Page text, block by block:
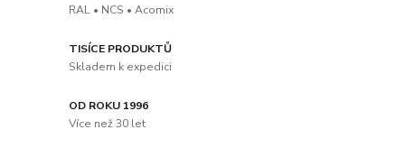
RAL • NCS • Acomix
TISÍCE PRODUKTŮ
Skladem k expedici
OD ROKU 1996
Více než 30 let